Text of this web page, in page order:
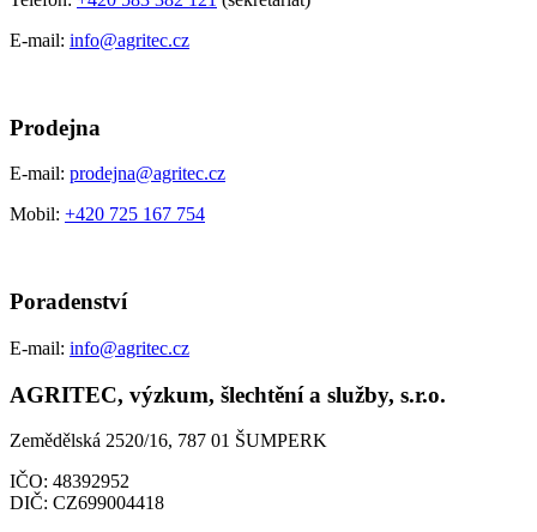
E-mail: info@agritec.cz
Prodejna
E-mail: prodejna@agritec.cz
Mobil: +420 725 167 754
Poradenství
E-mail: info@agritec.cz
AGRITEC, výzkum, šlechtění a služby, s.r.o.
Zemědělská 2520/16, 787 01 ŠUMPERK
IČO: 48392952
DIČ: CZ699004418